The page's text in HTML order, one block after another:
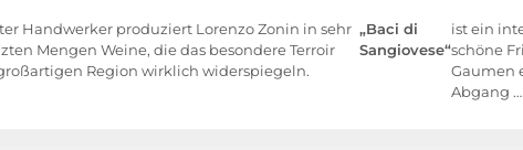
Handwerker produziert Lorenzo Zonin in sehr
Mengen Weine, die das besondere Terroir
Region wirklich widerspiegeln.
„Baci di
Sangiovese“
ist ein
schöne
Gaumen
Abgang …